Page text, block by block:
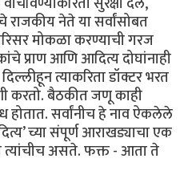
राजकीय नेते या सर्वांसोबत
मोकळा करण्याची गरज
प्राण आणि आदित्य दोघांनाही
त्याकरिता डॉक्टर भरत
करतो. बैठकीत जणू काही
होतात. सर्वांनीच हे नाव ऐकलेले
च्या संपूर्ण आराखड्याचा एक
असते. फक्त - आता ते